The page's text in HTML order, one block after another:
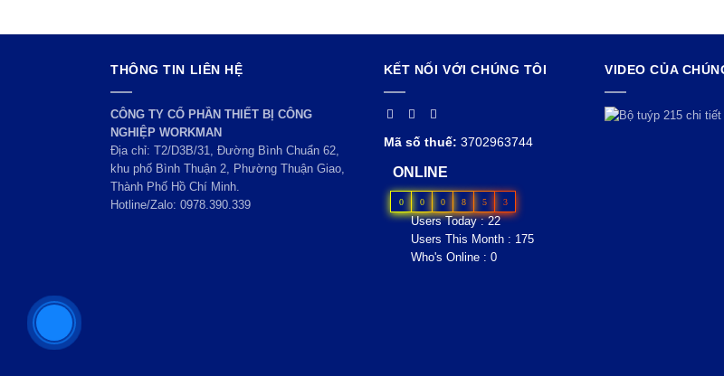
THÔNG TIN LIÊN HỆ
CÔNG TY CỔ PHẦN THIẾT BỊ CÔNG
NGHIỆP WORKMAN
Địa chỉ: T2/D3B/31, Đường Bình Chuẩn 62,
khu phố Bình Thuận 2, Phường Thuận Giao,
Thành Phố Hồ Chí Minh.
Hotline/Zalo: 0978.390.339
KẾT NỐI VỚI CHÚNG TÔI
Mã số thuế: 3702963744
ONLINE
0 0 0 8 5 3
Users Today : 22
Users This Month : 175
Who's Online : 0
VIDEO CỦA